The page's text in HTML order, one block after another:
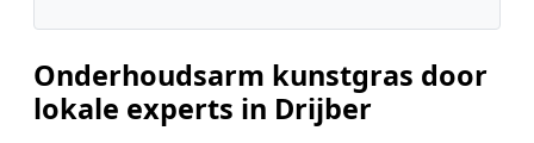
Onderhoudsarm kunstgras door
lokale experts in Drijber